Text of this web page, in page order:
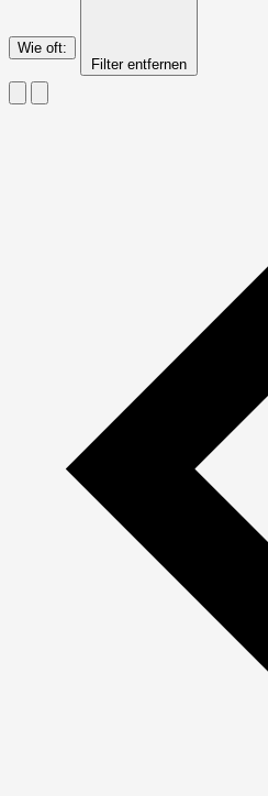
Wie oft:
Filter entfernen